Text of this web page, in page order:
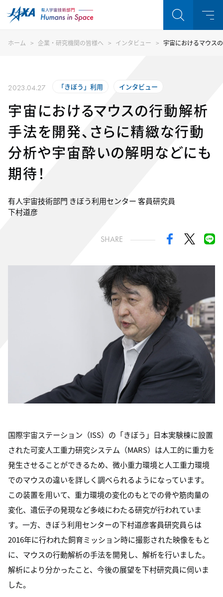
ホーム 企業・研究機関の皆様へ インタビュー 宇宙におけるマウス
2023.04.27 「きぼう」利用 インタビュー
宇宙におけるマウスの行動解析
手法を開発、さらに精緻な行動
分析や宇宙酔いの解明などにも
期待！
有人宇宙技術部門 きぼう利用センター 客員研究員
下村道彦
SHARE
国際宇宙ステーション（ISS）の「きぼう」日本実験棟に設置
された可変人工重力研究システム（MARS）は人工的に重力を
発生させることができるため、微小重力環境と人工重力環境
でのマウスの違いを詳しく調べられるようになっています。
この装置を用いて、重力環境の変化のもとでの骨や筋肉量の
変化、遺伝子の発現など多岐にわたる研究が行われていま
す。一方、きぼう利用センターの下村道彦客員研究員らは
2016年に行われた飼育ミッション時に撮影された映像をもと
に、マウスの行動解析の手法を開発し、解析を行いました。
解析により分かったこと、今後の展望を下村研究員に伺いま
した。